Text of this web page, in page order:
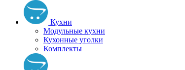
Кухни
Модульные кухни
Кухонные уголки
Комплекты